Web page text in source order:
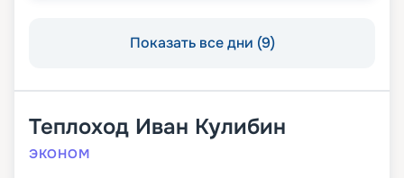
Показать все дни (9)
Теплоход Иван Кулибин
ЭКОНОМ